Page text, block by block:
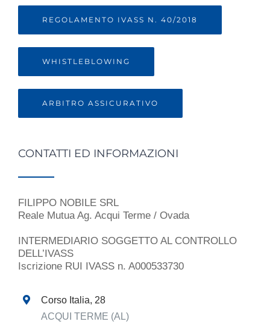
REGOLAMENTO IVASS N. 40/2018
WHISTLEBLOWING
ARBITRO ASSICURATIVO
CONTATTI ED INFORMAZIONI
FILIPPO NOBILE SRL
Reale Mutua Ag. Acqui Terme / Ovada
INTERMEDIARIO SOGGETTO AL CONTROLLO
DELL’IVASS
Iscrizione RUI IVASS n. A000533730
Corso Italia, 28
ACQUI TERME (AL)